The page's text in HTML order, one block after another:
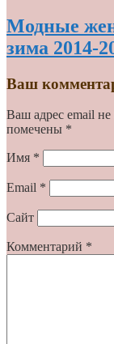
Модные
зима 2014-
Ваш
Ваш адрес email не
помечены *
Имя *
Email *
Сайт
Комментарий *